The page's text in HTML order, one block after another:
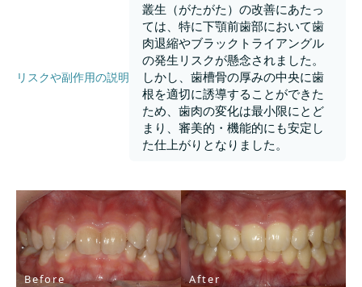
リスクや副作用の説明
叢生（がたがた）の改善にあたっ
ては、特に下顎前歯部において歯
肉退縮やブラックトライアングル
の発生リスクが懸念されました。
しかし、歯槽骨の厚みの中央に歯
根を適切に誘導することができた
ため、歯肉の変化は最小限にとど
まり、審美的・機能的にも安定し
た仕上がりとなりました。
Before After